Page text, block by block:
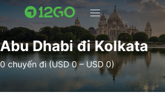
Abu Dhabi đi Kolkata
0 chuyến đi (USD 0 – USD 0)